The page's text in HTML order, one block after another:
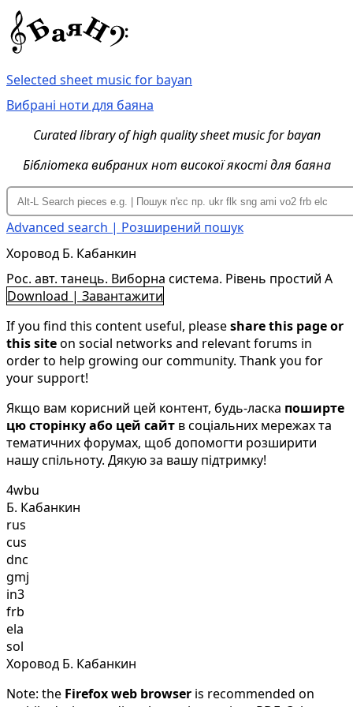
Selected sheet music for bayan
Вибрані ноти для баяна
Curated library of high quality sheet music for bayan
Бібліотека вибраних нот високої якості для баяна
Advanced search | Розширений пошук
Хоровод Б. Кабанкин
Рос. авт. танець. Виборна система. Рівень простий A
Download | Завантажити
If you find this content useful, pleaseshare this page or
this siteon social networks and relevant forums in
order to help growing our community. Thank you for
your support!
Якщо вам корисний цей контент, будь-ласка поширте
цю сторінку або цей сайт в соціальних мережах та
тематичних форумах, щоб допомогти розширити
нашу спільноту. Дякую за вашу підтримку!
4wbu
Б. Кабанкин
rus
cus
dnc
gmj
in3
frb
ela
sol
Хоровод Б. Кабанкин
Note: the Firefox web browser is recommended on